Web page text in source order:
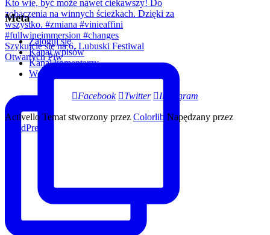
Szykujcie się na 6. Lubuski Festiwal
Otwartych Piw
Meta
Zaloguj się
Kanał wpisów
Kanał komentarzy
WordPress.org
Facebook Twitter Instagram
Activello Temat stworzony przez Colorlib Napędzany przez
WordPress